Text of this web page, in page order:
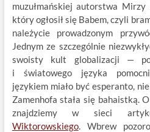
muzułmańskiej autorstwa
który ogłosił się Babem, czyli
należycie prowadzonym
Jednym ze szczególnie
swoisty kult globalizacji —
i światowego języka
językiem miało być esperanto,
Zamenhofa stała się bahaistką.
znajdziemy w sieci
Wiktorowskiego. Wbrew